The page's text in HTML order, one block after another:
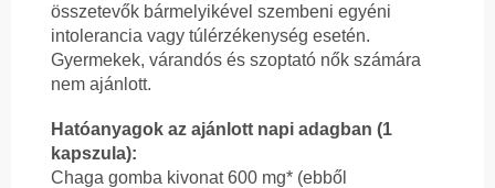
összetevők bármelyikével szembeni egyéni
intolerancia vagy túlérzékenység esetén.
Gyermekek, várandós és szoptató nők számára
nem ajánlott.
Hatóanyagok az ajánlott napi adagban (1
kapszula):
Chaga gomba kivonat 600 mg* (ebből